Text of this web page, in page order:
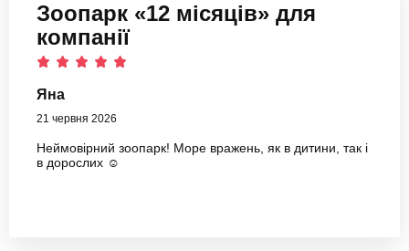
Зоопарк «12 місяців» для
компанії
Яна
21 червня 2026
Неймовірний зоопарк! Море вражень, як в дитини, так і
в дорослих ☺️